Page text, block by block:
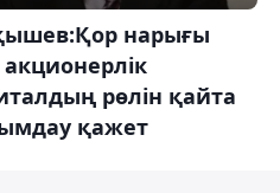
нарығы
рөлін қайта
қажет